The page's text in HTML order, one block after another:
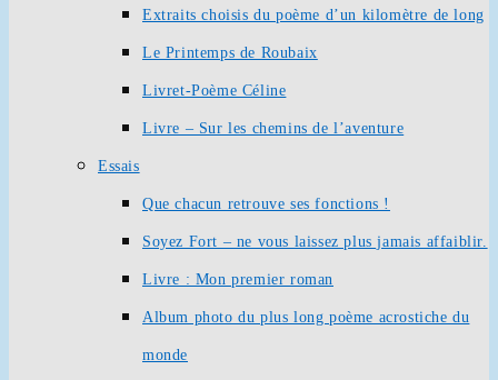
Extraits choisis du poème d’un kilomètre de long
Le Printemps de Roubaix
Livret-Poème Céline
Livre – Sur les chemins de l’aventure
Essais
Que chacun retrouve ses fonctions !
Soyez Fort – ne vous laissez plus jamais affaiblir.
Livre : Mon premier roman
Album photo du plus long poème acrostiche du
monde